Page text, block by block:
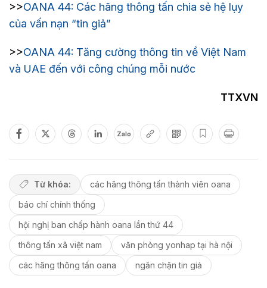
>>OANA 44: Các hãng thông tấn chia sẻ hệ lụy
của vấn nạn “tin giả”
>>OANA 44: Tăng cường thông tin về Việt Nam
và UAE đến với công chúng mỗi nước
TTXVN
Zalo
Từ khóa:
các hãng thông tấn thành viên oana
báo chí chính thống
hội nghị ban chấp hành oana lần thứ 44
thông tấn xã việt nam
văn phòng yonhap tại hà nội
các hãng thông tấn oana
ngăn chặn tin giả